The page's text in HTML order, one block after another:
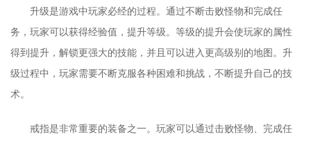
升级是游戏中玩家必经的过程。通过不断击败怪物和完成任
务，玩家可以获得经验值，提升等级。等级的提升会使玩家的属性
得到提升，解锁更强大的技能，并且可以进入更高级别的地图。升
级过程中，玩家需要不断克服各种困难和挑战，不断提升自己的技
术。
戒指是非常重要的装备之一。玩家可以通过击败怪物、完成任